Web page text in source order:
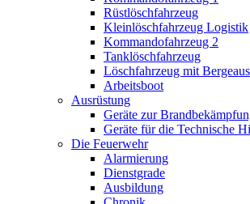
Rüstlöschfahrzeug
Kleinlöschfahrzeug Logistik
Kommandofahrzeug 2
Tanklöschfahrzeug
Löschfahrzeug mit
Arbeitsboot
Ausrüstung
Geräte zur
Geräte für die Technische
Die Feuerwehr
Alarmierung
Dienstgrade
Ausbildung